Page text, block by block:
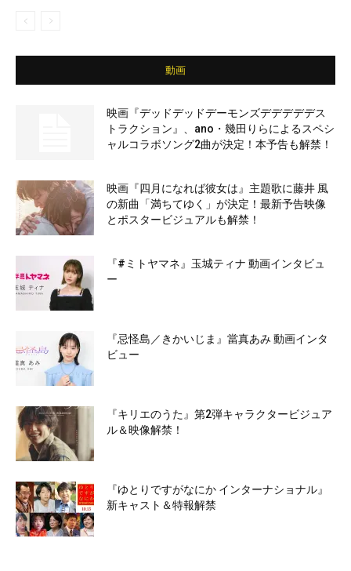
動画
映画『デッドデッドデーモンズデデデデデス
トラクション』、ano・幾田りらによるスペシ
ャルコラボソング2曲が決定！本予告も解禁！
映画『四月になれば彼女は』主題歌に藤井 風
の新曲「満ちてゆく」が決定！最新予告映像
とポスタービジュアルも解禁！
『#ミトヤマネ』玉城ティナ 動画インタビュ
ー
『忌怪島／きかいじま』當真あみ 動画インタ
ビュー
『キリエのうた』第2弾キャラクタービジュア
ル＆映像解禁！
『ゆとりですがなにか インターナショナル』
新キャスト＆特報解禁